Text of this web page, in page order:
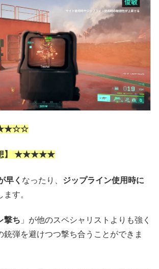
想】 ★★★★★
早く なったり、 ジップライン使用時に
す。
撃ち 」が他のスペシャリストよりも強く
銃弾を避けつつ撃ち合うことができま